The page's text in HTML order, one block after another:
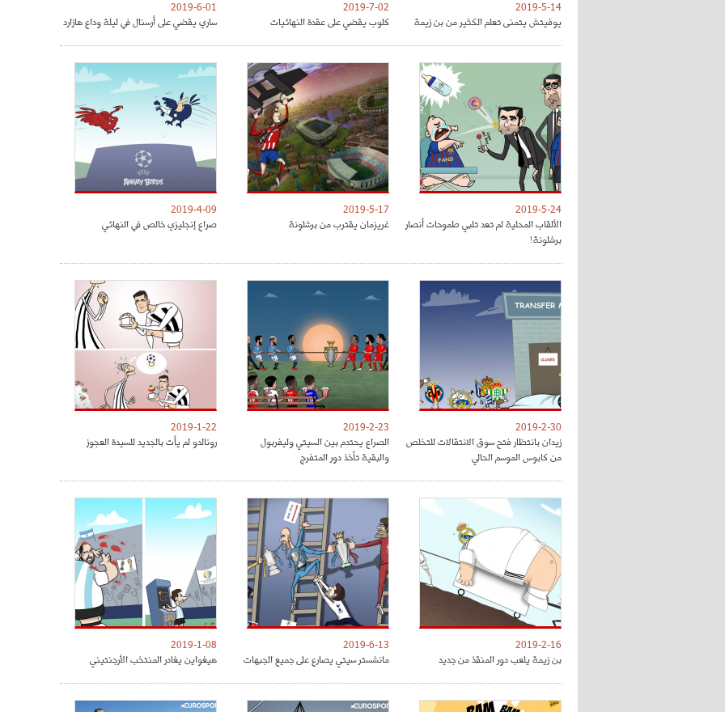
2019-5-14
يوفيتش يتمنى تعلم الكثير من بن زيمة
2019-7-02
كلوب يقضي على عقدة النهائيات
2019-6-01
ساري يقضي على أرسنال في ليلة وداع هازارد
2019-5-24
الألقاب المحلية لم تعد تلبي طموحات أنصار
برشلونة!
2019-5-17
غريزمان يقترب من برشلونة
2019-4-09
صراع إنجليزي خالص في النهائي
2019-2-30
زيدان بانتظار فتح سوق الانتقالات للتخلص
من كابوس الموسم الحالي
2019-2-23
الصراع يحتدم بين السيتي وليفربول
والبقية تأخذ دور المتفرج
2019-1-22
رونالدو لم يأت بالجديد للسيدة العجوز
2019-2-16
بن زيمة يلعب دور المنقذ من جديد
2019-6-13
مانشستر سيتي يصارع على جميع الجبهات
2019-1-08
هيغواين يغادر المنتخب الأرجنتيني